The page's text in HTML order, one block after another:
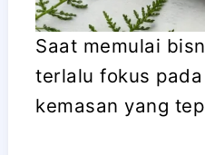
Saat memulai
terlalu fokus
kemasan yang